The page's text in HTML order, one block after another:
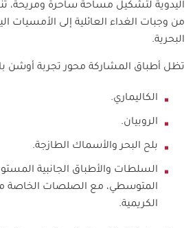
اليدوية لتشكيل مساحة ساحرة ومريحة،
من وجبات الغداء العائلية إلى الأمسيات
البحرية.
تظل أطباق المشاركة محور تجربة
الكاليماري.
الروبيان.
بلح البحر والأسماك الطازجة.
السلطات والأطباق الجانبية
المتوسطي، مع الصلصات الخاصة
الكريمية.